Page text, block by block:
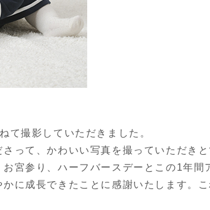
て撮影していただきました。
って、かわいい写真を撮っていただきと
宮参り、ハーフバースデーとこの1年間
に成長できたことに感謝いたします。